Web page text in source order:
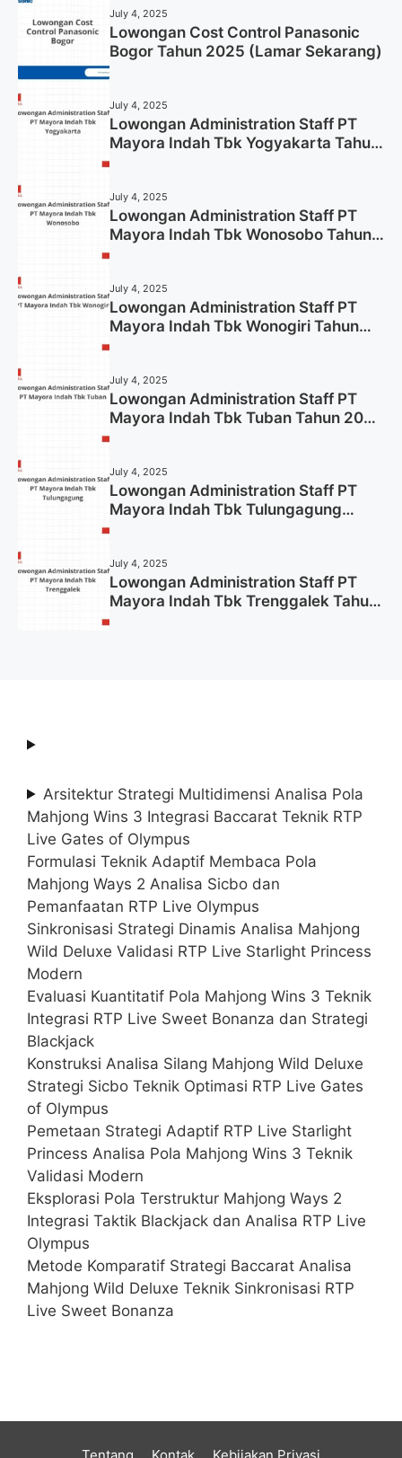
July 4, 2025
Lowongan Cost Control Panasonic
Bogor Tahun 2025 (Lamar Sekarang)
July 4, 2025
Lowongan Administration Staff PT
Mayora Indah Tbk Yogyakarta Tahun
July 4, 2025
Lowongan Administration Staff PT
Mayora Indah Tbk Wonosobo Tahun
July 4, 2025
Lowongan Administration Staff PT
Mayora Indah Tbk Wonogiri Tahun
July 4, 2025
Lowongan Administration Staff PT
Mayora Indah Tbk Tuban Tahun 2025
July 4, 2025
Lowongan Administration Staff PT
Mayora Indah Tbk Tulungagung
July 4, 2025
Lowongan Administration Staff PT
Mayora Indah Tbk Trenggalek Tahun
Arsitektur Strategi Multidimensi Analisa Pola
Mahjong Wins 3 Integrasi Baccarat Teknik RTP
Live Gates of Olympus
Formulasi Teknik Adaptif Membaca Pola
Mahjong Ways 2 Analisa Sicbo dan
Pemanfaatan RTP Live Olympus
Sinkronisasi Strategi Dinamis Analisa Mahjong
Wild Deluxe Validasi RTP Live Starlight Princess
Modern
Evaluasi Kuantitatif Pola Mahjong Wins 3 Teknik
Integrasi RTP Live Sweet Bonanza dan Strategi
Blackjack
Konstruksi Analisa Silang Mahjong Wild Deluxe
Strategi Sicbo Teknik Optimasi RTP Live Gates
of Olympus
Pemetaan Strategi Adaptif RTP Live Starlight
Princess Analisa Pola Mahjong Wins 3 Teknik
Validasi Modern
Eksplorasi Pola Terstruktur Mahjong Ways 2
Integrasi Taktik Blackjack dan Analisa RTP Live
Olympus
Metode Komparatif Strategi Baccarat Analisa
Mahjong Wild Deluxe Teknik Sinkronisasi RTP
Live Sweet Bonanza
Tentang Kontak Kebijakan Privasi